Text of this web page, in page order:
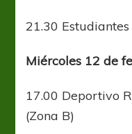
21.30
Miércoles 12 de
17.00 Deportivo
(Zona B)